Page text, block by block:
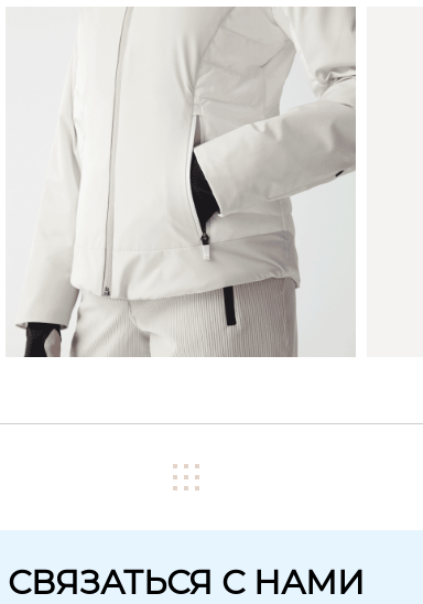
СВЯЗАТЬСЯ С НАМИ